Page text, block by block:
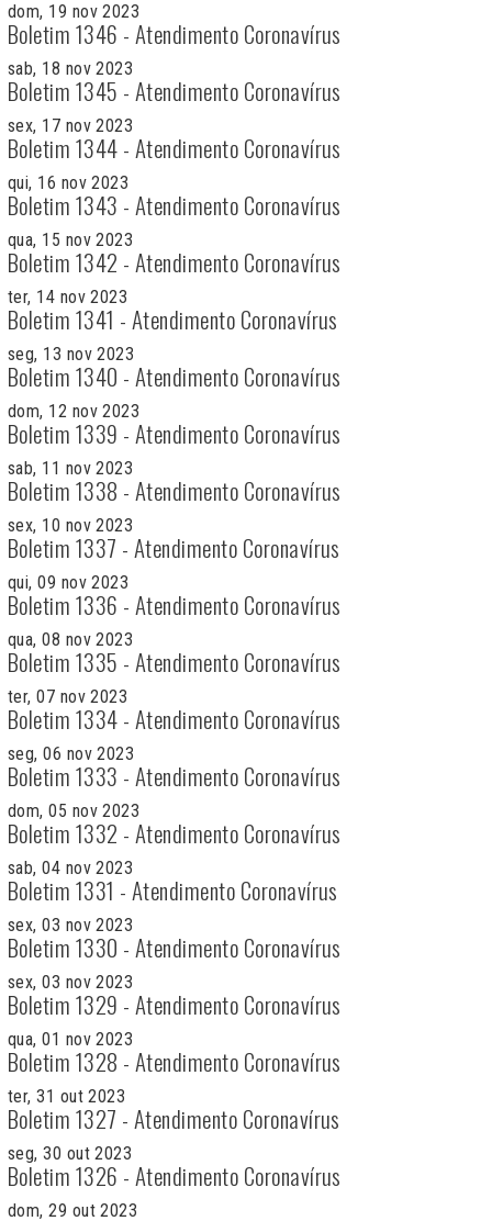
dom, 19 nov 2023
Boletim 1346 - Atendimento Coronavírus
sab, 18 nov 2023
Boletim 1345 - Atendimento Coronavírus
sex, 17 nov 2023
Boletim 1344 - Atendimento Coronavírus
qui, 16 nov 2023
Boletim 1343 - Atendimento Coronavírus
qua, 15 nov 2023
Boletim 1342 - Atendimento Coronavírus
ter, 14 nov 2023
Boletim 1341 - Atendimento Coronavírus
seg, 13 nov 2023
Boletim 1340 - Atendimento Coronavírus
dom, 12 nov 2023
Boletim 1339 - Atendimento Coronavírus
sab, 11 nov 2023
Boletim 1338 - Atendimento Coronavírus
sex, 10 nov 2023
Boletim 1337 - Atendimento Coronavírus
qui, 09 nov 2023
Boletim 1336 - Atendimento Coronavírus
qua, 08 nov 2023
Boletim 1335 - Atendimento Coronavírus
ter, 07 nov 2023
Boletim 1334 - Atendimento Coronavírus
seg, 06 nov 2023
Boletim 1333 - Atendimento Coronavírus
dom, 05 nov 2023
Boletim 1332 - Atendimento Coronavírus
sab, 04 nov 2023
Boletim 1331 - Atendimento Coronavírus
sex, 03 nov 2023
Boletim 1330 - Atendimento Coronavírus
sex, 03 nov 2023
Boletim 1329 - Atendimento Coronavírus
qua, 01 nov 2023
Boletim 1328 - Atendimento Coronavírus
ter, 31 out 2023
Boletim 1327 - Atendimento Coronavírus
seg, 30 out 2023
Boletim 1326 - Atendimento Coronavírus
dom, 29 out 2023